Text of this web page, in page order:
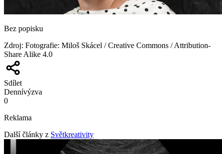
Bez popisku
Zdroj: Fotografie: Miloš Skácel / Creative Commons / Attribution-
Share Alike 4.0
Sdílet
Dennívýzva
0
Reklama
Další články z Světkreativity